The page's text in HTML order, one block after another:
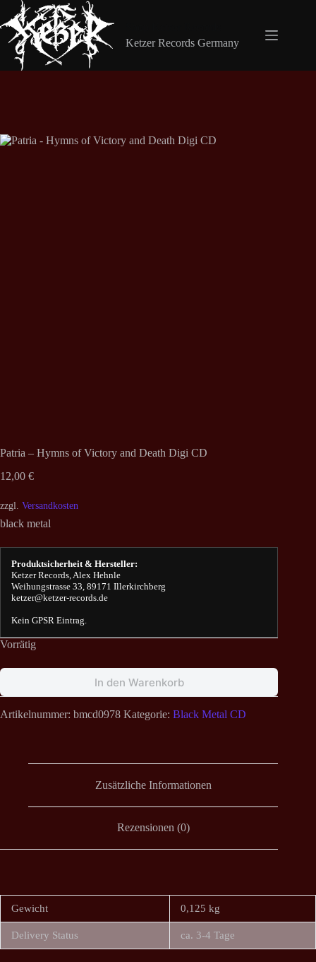
Inhalt
springen
Ketzer Records Germany
Patria – Hymns of Victory and Death Digi CD
12,00 €
zzgl. Versandkosten
black metal
Produktsicherheit & Hersteller:
Ketzer Records, Alex Hehnle
Weihungstrasse 33, 89171 Illerkirchberg
ketzer@ketzer-records.de
Kein GPSR Eintrag.
Vorrätig
In den Warenkorb
Artikelnummer: bmcd0978 Kategorie: Black Metal CD
Zusätzliche Informationen
Rezensionen (0)
Gewicht 0,125 kg
Delivery Status ca. 3-4 Tage